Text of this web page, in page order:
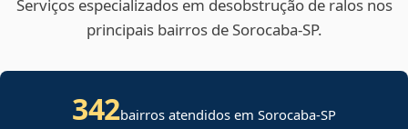
Serviços especializados em desobstrução de ralos nos
principais bairros de Sorocaba‑SP.
342bairros atendidos em Sorocaba-SP